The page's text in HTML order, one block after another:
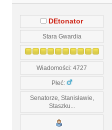
DEtonator
Stara Gwardia
Wiadomości: 4727
Płeć:
Senatorze, Stanisławie,
Staszku...